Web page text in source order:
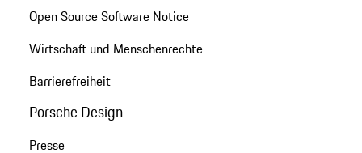
Open Source Software Notice
Wirtschaft und Menschenrechte
Barrierefreiheit
Porsche Design
Presse